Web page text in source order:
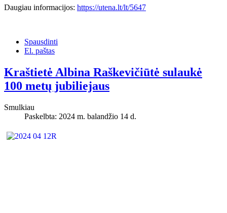
Daugiau informacijos: https://utena.lt/lt/5647
Spausdinti
El. paštas
Kraštietė Albina Raškevičiūtė sulaukė
100 metų jubiliejaus
Smulkiau
Paskelbta: 2024 m. balandžio 14 d.